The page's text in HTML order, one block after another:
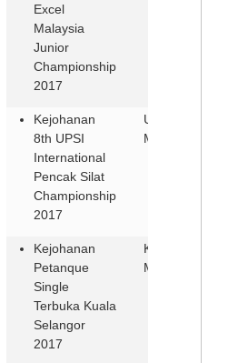
Excel
Malaysia
Junior
Championship
2017
Kejohanan
8th UPSI
International
Pencak Silat
Championship
2017
UPSI, Perak (7-
Mac 2017)
Kejohanan
Petanque
Single
Terbuka Kuala
Selangor
2017
Kuala Selangor
Mac 2017)